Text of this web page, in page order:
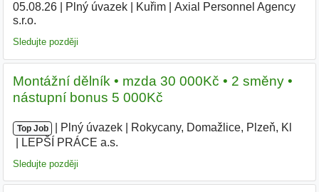
05.08.26| Plný úvazek| Kuřim|
Axial Personnel Agency
s.r.o.
Sledujte později
Montážní dělník • mzda 30 000Kč • 2 směny •
nástupní bonus 5 000Kč
Top Job Plný úvazek Rokycany, Domažlice, Plzeň, Kl
LEPŠÍ PRÁCE a.s.
Sledujte později